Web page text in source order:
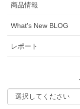
商品情報
What's New BLOG
レポート